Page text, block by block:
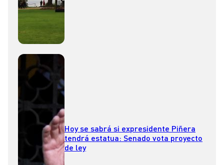
Hoy se sabrá si expresidente Piñera
tendrá estatua: Senado vota proyecto
de ley